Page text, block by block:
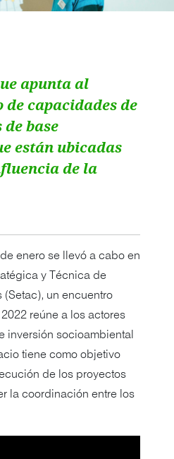
apunta al
capacidades de
base
están ubicadas
de la
enero se llevó a cabo en
y Técnica de
(Setac), un encuentro
reúne a los actores
inversión socioambiental
tiene como objetivo
de los proyectos
la coordinación entre los